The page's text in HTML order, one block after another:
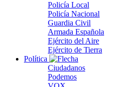
Policía Local
Policía Nacional
Guardia Civil
Armada Española
Ejército del Aire
Ejército de Tierra
Política
Ciudadanos
Podemos